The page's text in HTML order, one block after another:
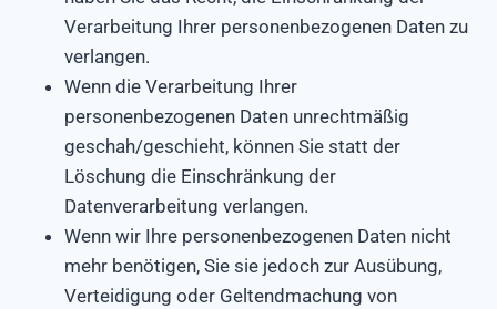
Verarbeitung Ihrer personenbezogenen Daten zu
verlangen.
Wenn die Verarbeitung Ihrer
personenbezogenen Daten unrechtmäßig
geschah/geschieht, können Sie statt der
Löschung die Einschränkung der
Datenverarbeitung verlangen.
Wenn wir Ihre personenbezogenen Daten nicht
mehr benötigen, Sie sie jedoch zur Ausübung,
Verteidigung oder Geltendmachung von